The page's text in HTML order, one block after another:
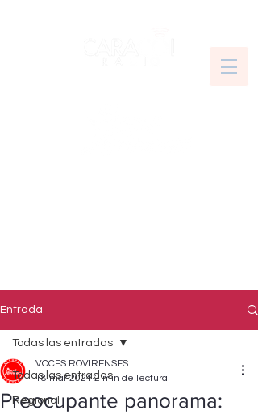
Entrada
Todas las entradas
Regional
Todas las entradas
Preocupante panorama:
VOCES ROVIRENSES
18 mar 2024 2 min de lectura